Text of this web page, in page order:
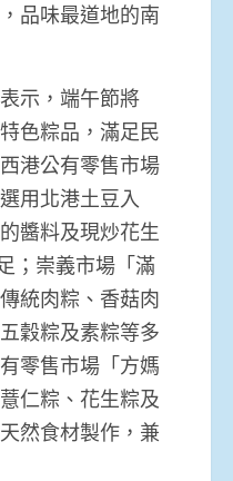
品味最道地的南
示，端午節將
色粽品，滿足民
港公有零售市場
用北港土豆入
醬料及現炒花生
；崇義市場「滿
統肉粽、香菇肉
穀粽及素粽等多
零售市場「方媽
仁粽、花生粽及
然食材製作，兼